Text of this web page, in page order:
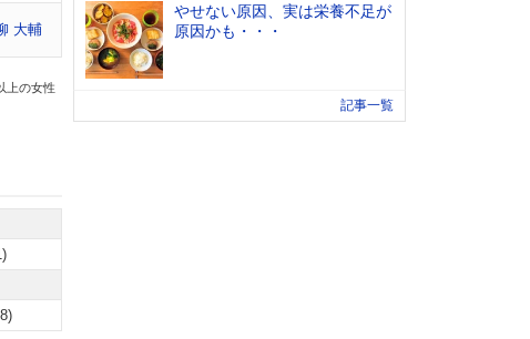
大輔
上の女性
やせない原因、実は栄養不足が
原因かも・・・
記事一覧